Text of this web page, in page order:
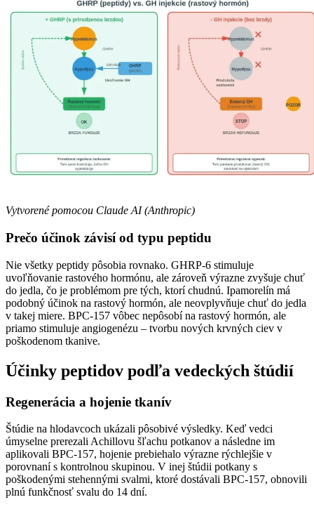
Vytvorené pomocou Claude AI (Anthropic)
Prečo účinok závisí od typu peptidu
Nie všetky peptidy pôsobia rovnako. GHRP-6 stimuluje
uvoľňovanie rastového hormónu, ale zároveň výrazne zvyšuje chuť
do jedla, čo je problémom pre tých, ktorí chudnú. Ipamorelín má
podobný účinok na rastový hormón, ale neovplyvňuje chuť do jedla
v takej miere. BPC-157 vôbec nepôsobí na rastový hormón, ale
priamo stimuluje angiogenézu – tvorbu nových krvných ciev v
poškodenom tkanive.
Účinky peptidov podľa vedeckých štúdií
Regenerácia a hojenie tkanív
Štúdie na hlodavcoch ukázali pôsobivé výsledky. Keď vedci
úmyselne prerezali Achillovu šľachu potkanov a následne im
aplikovali BPC-157, hojenie prebiehalo výrazne rýchlejšie v
porovnaní s kontrolnou skupinou. V inej štúdii potkany s
poškodenými stehennými svalmi, ktoré dostávali BPC-157, obnovili
plnú funkčnosť svalu do 14 dní.